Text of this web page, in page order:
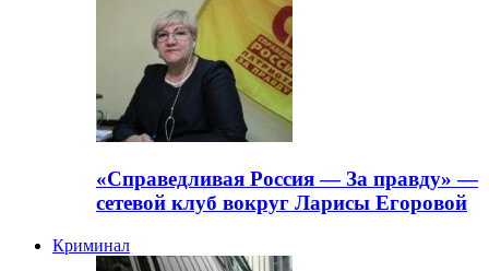
«Справедливая Россия — За правду» —
сетевой клуб вокруг Ларисы Егоровой
Криминал